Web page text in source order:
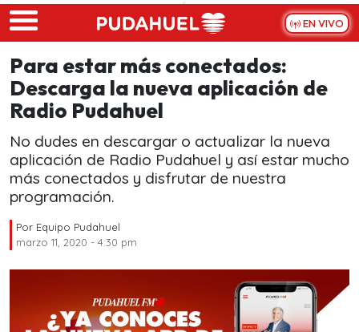
Skip to main content
EN VIVO
Para estar más conectados:
Descarga la nueva aplicación de
Radio Pudahuel
No dudes en descargar o actualizar la nueva
aplicación de Radio Pudahuel y así estar mucho
más conectados y disfrutar de nuestra
programación.
Por Equipo Pudahuel
marzo 11, 2020 - 4:30 pm